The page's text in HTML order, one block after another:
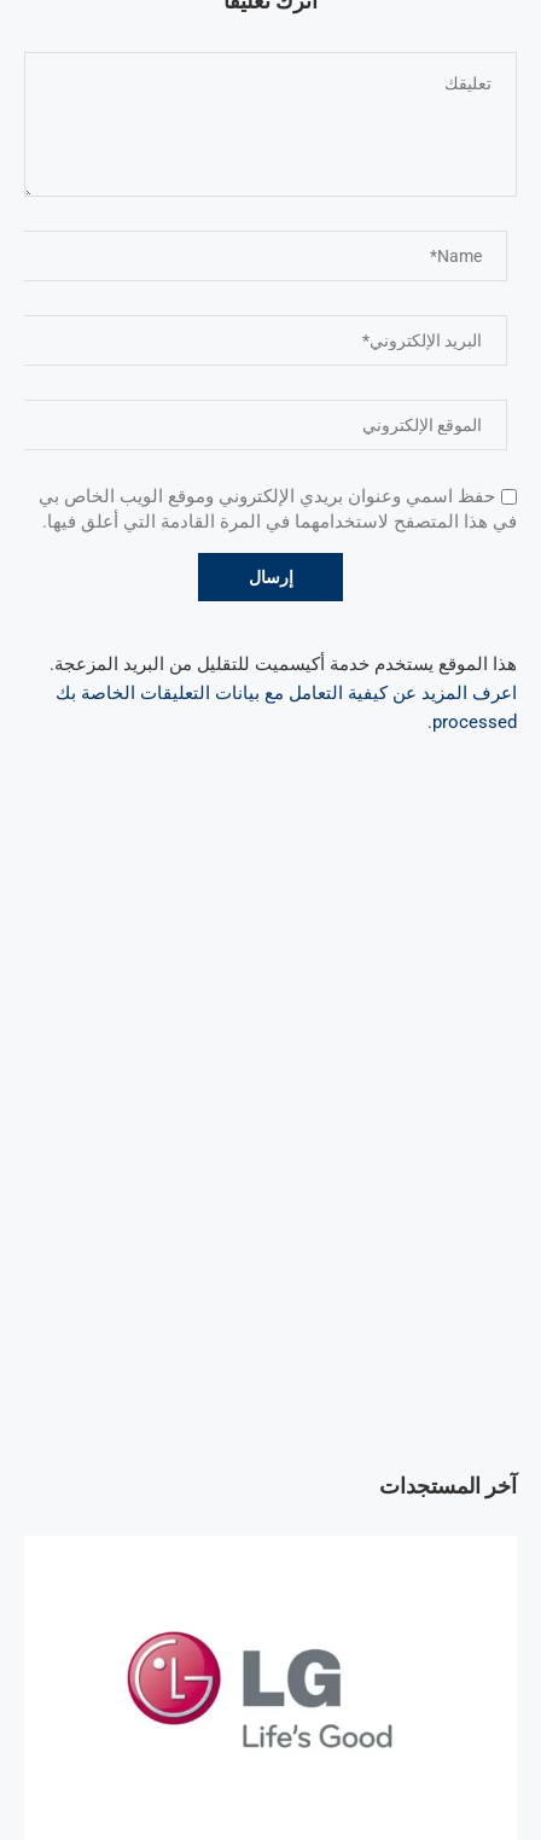
حفظ اسمي وعنوان بريدي الإلكتروني وموقع الويب الخاص بي
في هذا المتصفح لاستخدامهما في المرة القادمة التي أعلق فيها.
هذا الموقع يستخدم خدمة أكيسميت للتقليل من البريد المزعجة.
اعرف المزيد عن كيفية التعامل مع بيانات التعليقات الخاصة بك
processed
.
آخر المستجدات